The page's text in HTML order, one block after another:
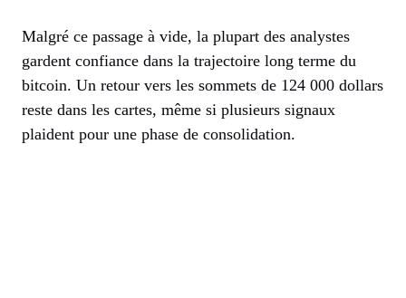
Malgré ce passage à vide, la plupart des analystes
gardent confiance dans la trajectoire long terme du
bitcoin. Un retour vers les sommets de 124 000 dollars
reste dans les cartes, même si plusieurs signaux
plaident pour une phase de consolidation.